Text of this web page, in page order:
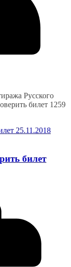
Русского
билет 1259
билет